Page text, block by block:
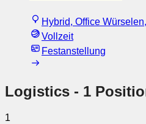
Hybrid, Office
Vollzeit
Festanstellung
Logistics - 1
1